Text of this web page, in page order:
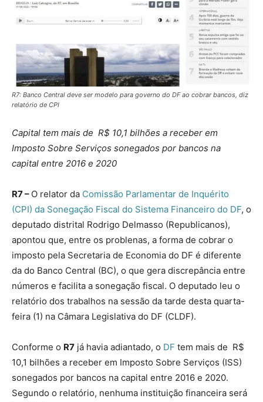
R7: Banco Central deve ser modelo para governo do DF ao cobrar bancos, diz
relatório de CPI
Capital tem mais de R$ 10,1 bilhões a receber em
Imposto Sobre Serviços sonegados por bancos na
capital entre 2016 e 2020
R7 – O relator da Comissão Parlamentar de Inquérito
(CPI) da Sonegação Fiscal do Sistema Financeiro do DF, o
deputado distrital Rodrigo Delmasso (Republicanos),
apontou que, entre os problenas, a forma de cobrar o
imposto pela Secretaria de Economia do DF é diferente
da do Banco Central (BC), o que gera discrepância entre
números e facilita a sonegação fiscal. O deputado leu o
relatório dos trabalhos na sessão da tarde desta quarta-
feira (1) na Câmara Legislativa do DF (CLDF).
Conforme o R7 já havia adiantado, o DF tem mais de R$
10,1 bilhões a receber em Imposto Sobre Serviços (ISS)
sonegados por bancos na capital entre 2016 e 2020.
Segundo o relatório, nenhuma instituição financeira será